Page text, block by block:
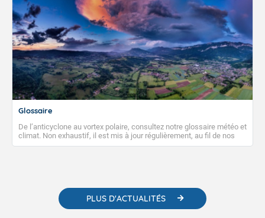
Glossaire
De l’anticyclone au vortex polaire, consultez notre glossaire météo et
climat. Non exhaustif, il est mis à jour régulièrement, au fil de nos
publications. Vous y trouverez également des liens utiles vers nos
PLUS D'ACTUALITÉS